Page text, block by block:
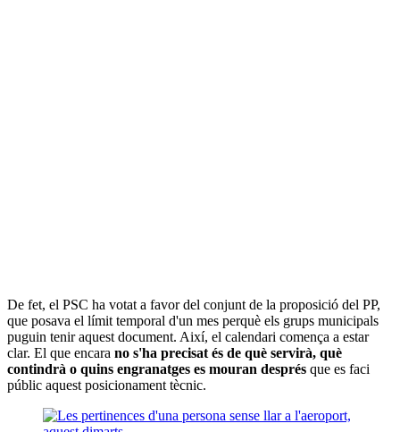
De fet, el PSC ha votat a favor del conjunt de la proposició del PP,
que posava el límit temporal d'un mes perquè els grups municipals
puguin tenir aquest document. Així, el calendari comença a estar
clar. El que encara no s'ha precisat és de què servirà, què
contindrà o quins engranatges es mouran després que es faci
públic aquest posicionament tècnic.